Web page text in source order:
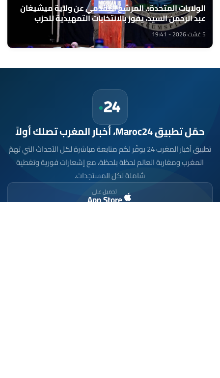
الولايات المتحدة.. المرشح التقدمي عن ولاية ميشيغان
عبد الرحمن السيد، يفوز بالانتخابات التمهيدية للحزب
الديمقراطي لعضوية مجلس الشيوخ
5 غشت 2026 - 19:41
حمّل تطبيق Maroc24، أخبار المغرب تصلك أولاً
تطبيق أخبار المغرب 24 يوفّر لكم متابعة مباشرة لكل الأحداث التي تهمّ
المغرب ومغاربة العالم لحظة بلحظة، مع إشعارات فورية وتغطية
شاملة لكل المستجدات.
تحميل على
App Store